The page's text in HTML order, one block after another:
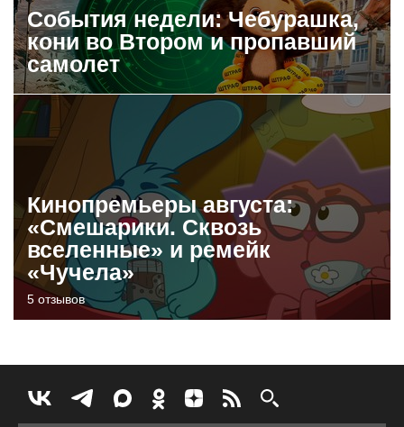
События недели: Чебурашка,
кони во Втором и пропавший
самолет
Кинопремьеры августа:
«Смешарики. Сквозь
вселенные» и ремейк
«Чучела»
5 отзывов